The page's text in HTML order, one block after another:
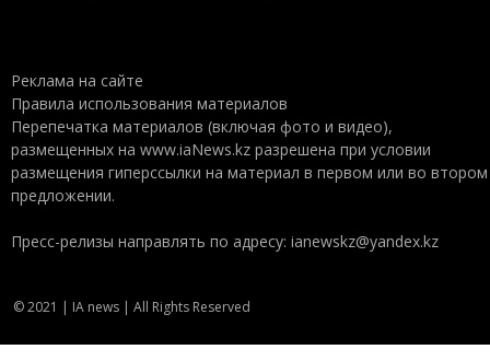
Реклама на сайте
Правила использования материалов
Перепечатка материалов (включая фото и видео),
размещенных на www.iaNews.kz разрешена при условии
размещения гиперссылки на материал в первом или во втором
предложении.
Пресс-релизы направлять по адресу: ianewskz@yandex.kz
© 2021 | IA news | All Rights Reserved